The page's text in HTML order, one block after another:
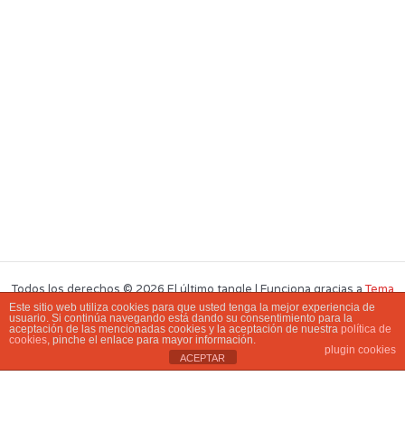
Todos los derechos © 2026 El último tangle | Funciona gracias aTema
Astra para WordPress
Este sitio web utiliza cookies para que usted tenga la mejor experiencia de
usuario. Si continúa navegando está dando su consentimiento para la
aceptación de las mencionadas cookies y la aceptación de nuestra política de
cookies, pinche el enlace para mayor información.
plugin cookies
ACEPTAR